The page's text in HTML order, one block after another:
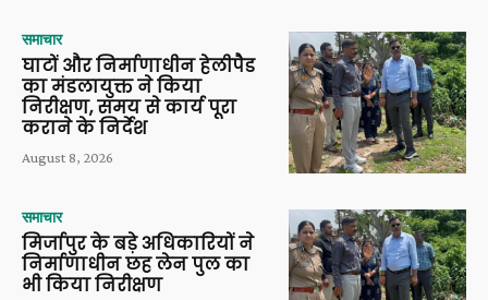
समाचार
घाटों और निर्माणाधीन हेलीपैड
का मंडलायुक्त ने किया
निरीक्षण, समय से कार्य पूरा
कराने के निर्देश
August 8, 2026
समाचार
मिर्जापुर के बड़े अधिकारियों ने
निर्माणाधीन छह लेन पुल का
भी किया निरीक्षण